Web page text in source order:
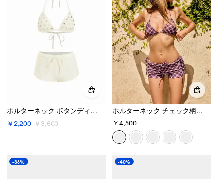
ホルターネック ボタンディテール トライアングルビキニセット
￥2,200 ￥3,600
ホルターネック チェック柄 結び トライアングル タイサイド ビキニセット カバーアップショーツ＆ヘッドスカーフ付き
￥4,500
-38% -40%